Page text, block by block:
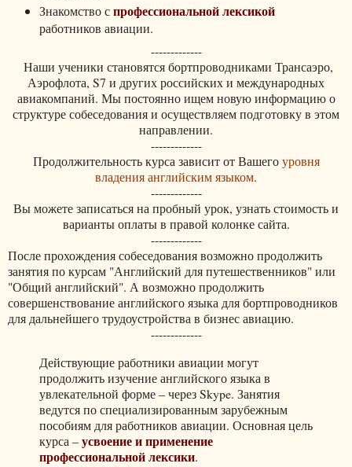
Знакомство спрофессиональной лексикой
работников авиации.
-------------
Наши ученики становятся бортпроводниками Трансаэро,
Аэрофлота, S7 и других российских и международных
авиакомпаний. Мы постоянно ищем новую информацию о
структуре собеседования и осуществляем подготовку в этом
направлении.
-------------
Продолжительность курса зависит от Вашегоуровня
владения английским языком.
-------------
Вы можете записаться на пробный урок, узнать стоимость и
варианты оплаты в правой колонке сайта.
-------------
После прохождения собеседования возможно продолжить
занятия по курсам "Английский для путешественников" или
"Общий английский". А возможно продолжить
совершенствование английского языка для бортпроводников
для дальнейшего трудоустройства в бизнес авиацию.
-------------
Действующие работники авиации могут
продолжить изучение английского языка в
увлекательной форме – через Skype. Занятия
ведутся по специализированным зарубежным
пособиям для работников авиации. Основная цель
курса –усвоение и применение
профессиональной лексики.